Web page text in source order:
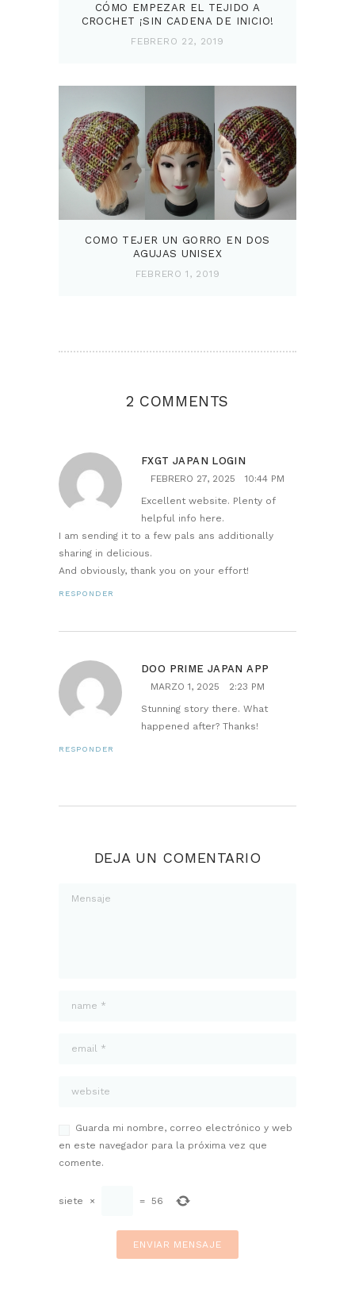
CÓMO EMPEZAR EL TEJIDO A
CROCHET ¡SIN CADENA DE INICIO!
FEBRERO 22, 2019
COMO TEJER UN GORRO EN DOS
AGUJAS UNISEX
FEBRERO 1, 2019
2 COMMENTS
FXGT JAPAN LOGIN
FEBRERO 27, 2025
10:44 PM
Excellent website. Plenty of
helpful info here.
I am sending it to a few pals ans additionally
sharing in delicious.
And obviously, thank you on your effort!
RESPONDER
DOO PRIME JAPAN APP
MARZO 1, 2025
2:23 PM
Stunning story there. What
happened after? Thanks!
RESPONDER
DEJA UN COMENTARIO
Guarda mi nombre, correo electrónico y web
en este navegador para la próxima vez que
comente.
siete × = 56